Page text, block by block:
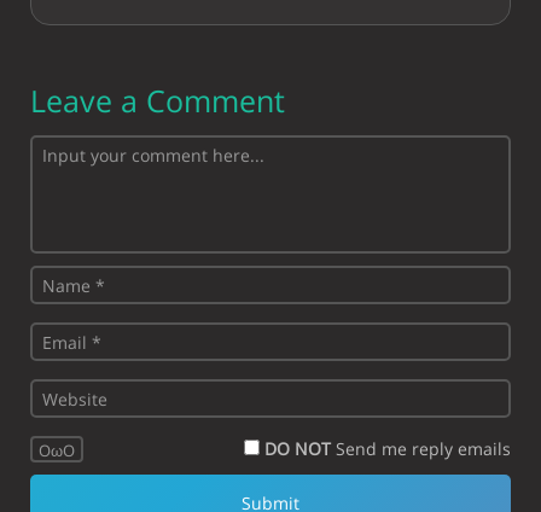
Leave a Comment
OωO DO NOTSend me reply emails